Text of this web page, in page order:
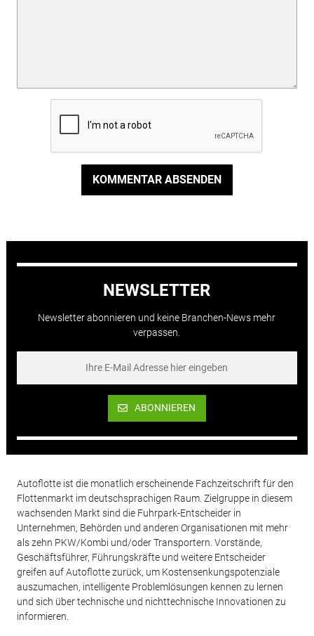
KOMMENTAR ABSENDEN
NEWSLETTER
Newsletter abonnieren und keine Branchen-News mehr
verpassen.
ABONNIEREN
Autoflotte ist die monatlich erscheinende Fachzeitschrift für den
Flottenmarkt im deutschsprachigen Raum. Zielgruppe in diesem
wachsenden Markt sind die Fuhrpark-Entscheider in
Unternehmen, Behörden und anderen Organisationen mit mehr
als zehn PKW/Kombi und/oder Transportern. Vorstände,
Geschäftsführer, Führungskräfte und weitere Entscheider
greifen auf Autoflotte zurück, um Kostensenkungspotenziale
auszumachen, intelligente Problemlösungen kennen zu lernen
und sich über technische und nichttechnische Innovationen zu
informieren.